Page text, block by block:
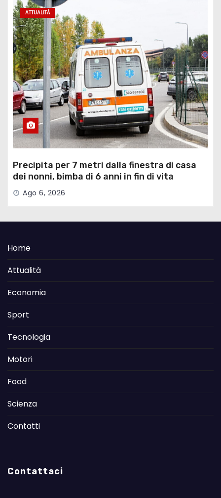
ATTUALITÀ
Precipita per 7 metri dalla finestra di casa
dei nonni, bimba di 6 anni in fin di vita
Ago 6, 2026
Home
Attualità
Economia
Sport
Tecnologia
Motori
Food
Scienza
Contatti
Contattaci